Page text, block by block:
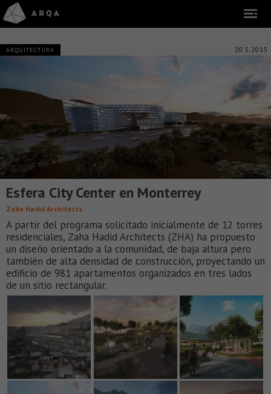
ARQUITECTURA 20.5.2015
Esfera City Center en Monterrey
Zaha Hadid Architects
A partir del programa solicitado inicialmente de 12 torres
residenciales, Zaha Hadid Architects (ZHA) ha propuesto
un diseño orientado a la comunidad, de baja altura pero
también de alta densidad de construcción, proyectando un
edificio de 981 apartamentos organizados en tres lados
de un sitio rectangular.